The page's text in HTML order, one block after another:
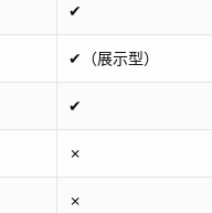
✔
✔（展示型）
✔
✗
✗